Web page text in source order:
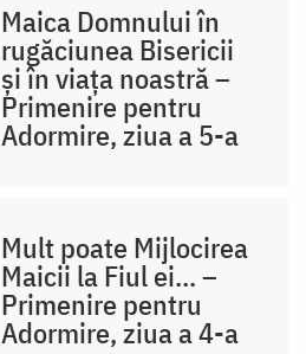
Maica Domnului în
rugăciunea Bisericii
și în viața noastră –
Primenire pentru
Adormire, ziua a 5-a
Mult poate Mijlocirea
Maicii la Fiul ei... –
Primenire pentru
Adormire, ziua a 4-a